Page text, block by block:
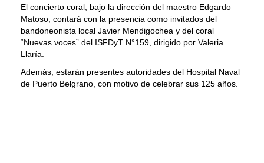
El concierto coral, bajo la dirección del maestro Edgardo
Matoso, contará con la presencia como invitados del
bandoneonista local Javier Mendigochea y del coral
“Nuevas voces” del ISFDyT N°159, dirigido por Valeria
Llaría.
Además, estarán presentes autoridades del Hospital Naval
de Puerto Belgrano, con motivo de celebrar sus 125 años.